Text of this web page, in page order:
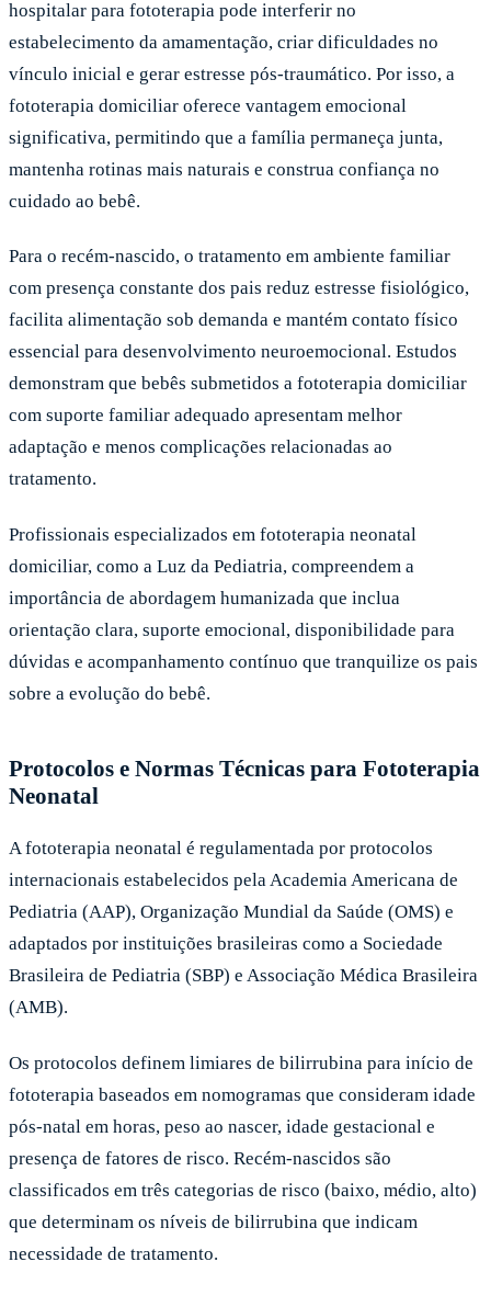
hospitalar para fototerapia pode interferir no
estabelecimento da amamentação, criar dificuldades no
vínculo inicial e gerar estresse pós-traumático. Por isso, a
fototerapia domiciliar oferece vantagem emocional
significativa, permitindo que a família permaneça junta,
mantenha rotinas mais naturais e construa confiança no
cuidado ao bebê.
Para o recém-nascido, o tratamento em ambiente familiar
com presença constante dos pais reduz estresse fisiológico,
facilita alimentação sob demanda e mantém contato físico
essencial para desenvolvimento neuroemocional. Estudos
demonstram que bebês submetidos a fototerapia domiciliar
com suporte familiar adequado apresentam melhor
adaptação e menos complicações relacionadas ao
tratamento.
Profissionais especializados em fototerapia neonatal
domiciliar, como a Luz da Pediatria, compreendem a
importância de abordagem humanizada que inclua
orientação clara, suporte emocional, disponibilidade para
dúvidas e acompanhamento contínuo que tranquilize os pais
sobre a evolução do bebê.
Protocolos e Normas Técnicas para Fototerapia
Neonatal
A fototerapia neonatal é regulamentada por protocolos
internacionais estabelecidos pela Academia Americana de
Pediatria (AAP), Organização Mundial da Saúde (OMS) e
adaptados por instituições brasileiras como a Sociedade
Brasileira de Pediatria (SBP) e Associação Médica Brasileira
(AMB).
Os protocolos definem limiares de bilirrubina para início de
fototerapia baseados em nomogramas que consideram idade
pós-natal em horas, peso ao nascer, idade gestacional e
presença de fatores de risco. Recém-nascidos são
classificados em três categorias de risco (baixo, médio, alto)
que determinam os níveis de bilirrubina que indicam
necessidade de tratamento.